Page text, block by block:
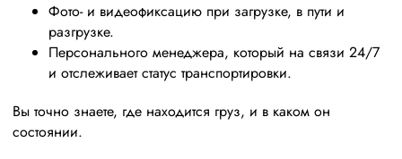
Фото‑ и видеофиксацию при загрузке, в пути и
разгрузке.
Персонального менеджера, который на связи 24/7
и отслеживает статус транспортировки.
Вы точно знаете, где находится груз, и в каком он
состоянии.